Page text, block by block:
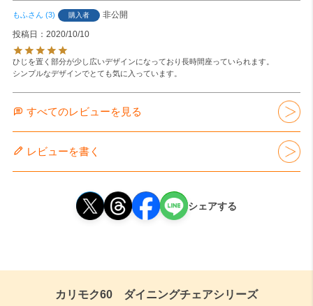
もふ 3 購入者
非公開
投稿日
2020/10/10
ひじを置く部分が少し広いデザインになっており長時間座っていられます。
すべてのレビューを見る
レビューを書く
シェアする
カリモク60 ダイニングチェアシリーズ